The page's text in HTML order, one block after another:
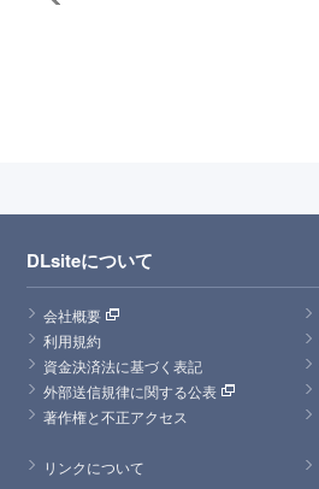
DLsiteについて
会社概要
利用規約
資金決済法に基づく表記
外部送信規律に関する公表
著作権と不正アクセス
リンクについて